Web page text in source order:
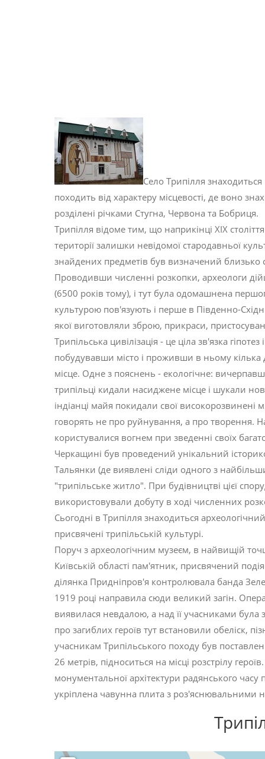
Село Трипілля
походить від характеру місцевості, де воно
розділені річками Стугна, Червона та Бобриця.
Трипілля відоме тим, що наприкінці XIX
території залишки невідомої стародавньої
знайдених предметів був визначений близько
Проводивши численні розкопки, археологи
(6500 років тому), і тут була одомашнена
культурою пов'язують і перше в Південно-
якої виготовляли зброю, прикраси,
Трипільська цивілізація - це ціла зв'язка
побудувавши місто і проживши в ньому
місце. Одне з пояснень - екологічне:
трипільці кидали насиджене місце і шукали
індіанці майя покидали свої високорозвинені
говорять не про руйнування, а про творення.
користувалися вогнем при зведенні своїх
Черкащині був проведений унікальний
Тальянки (де виявлені сліди одного з
"трипільське житло". При будівництві цієї
використовували добуту в ході численних
Сьогодні в Трипілля знаходиться
присвячені трипільській культурі.
Поруч з археологічним музеєм, в найвищій
Київській області пам'ятник, присвячений
ділянка Придніпров'я контролювала банда
1919 році направила сюди великий загін.
виявилася невдалою, а над її учасниками була
про загиблих героїв тут встановили обеліск,
учасникам Трипільського походу був
26 метрів, підноситься на місці розстрілу
монументальної архітектури радянського
укріплена чавунна плита з роз'яснювальними